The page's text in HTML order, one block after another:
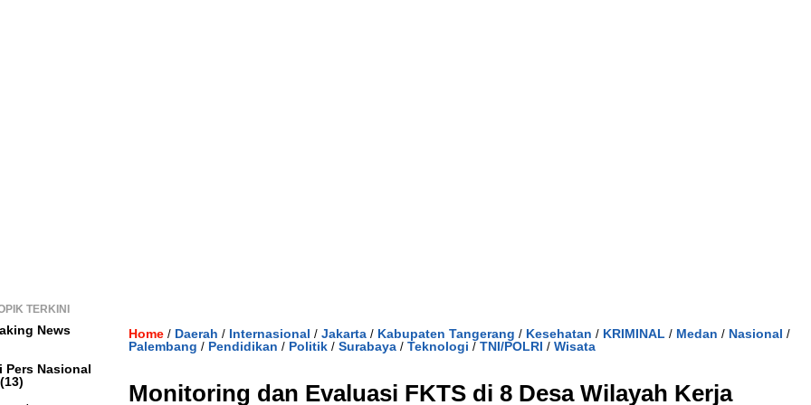
TERKINI
News
Pers Nasional
Home / Daerah / Internasional / Jakarta / Kabupaten Tangerang / Kesehatan / KRIMINAL / Medan / Nasional /
Palembang / Pendidikan / Politik / Surabaya / Teknologi / TNI/POLRI / Wisata
Monitoring dan Evaluasi FKTS di 8 Desa Wilayah Kerja